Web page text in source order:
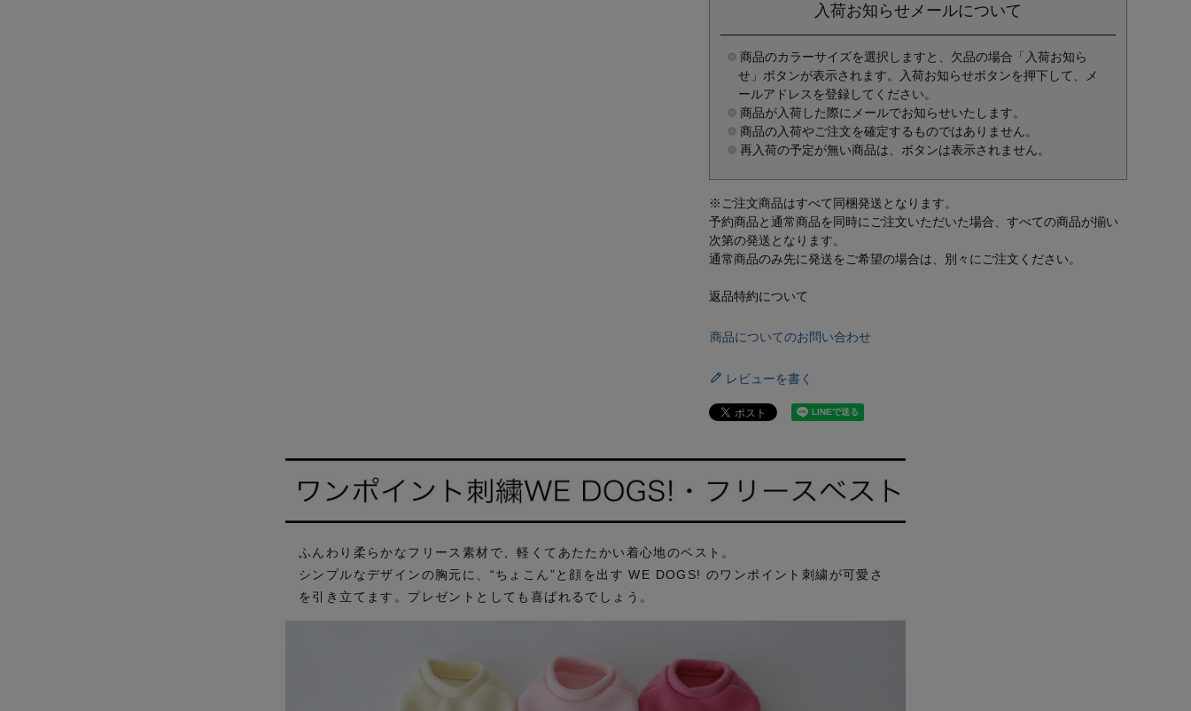
入荷お知らせメールについて
商品のカラーサイズを選択しますと、欠品の場合「入荷お知ら
せ」ボタンが表示されます。入荷お知らせボタンを押下して、メ
ールアドレスを登録してください。
商品が入荷した際にメールでお知らせいたします。
商品の入荷やご注文を確定するものではありません。
再入荷の予定が無い商品は、ボタンは表示されません。
※ご注文商品はすべて同梱発送となります。
予約商品と通常商品を同時にご注文いただいた場合、すべての商品が揃い
次第の発送となります。
通常商品のみ先に発送をご希望の場合は、別々にご注文ください。
返品特約について
商品についてのお問い合わせ
レビューを書く
ふんわり柔らかなフリース素材で、軽くてあたたかい着心地のベスト。
シンプルなデザインの胸元に、“ちょこん”と顔を出す WE DOGS! のワンポイント刺繍が可愛さ
を引き立てます。プレゼントとしても喜ばれるでしょう。